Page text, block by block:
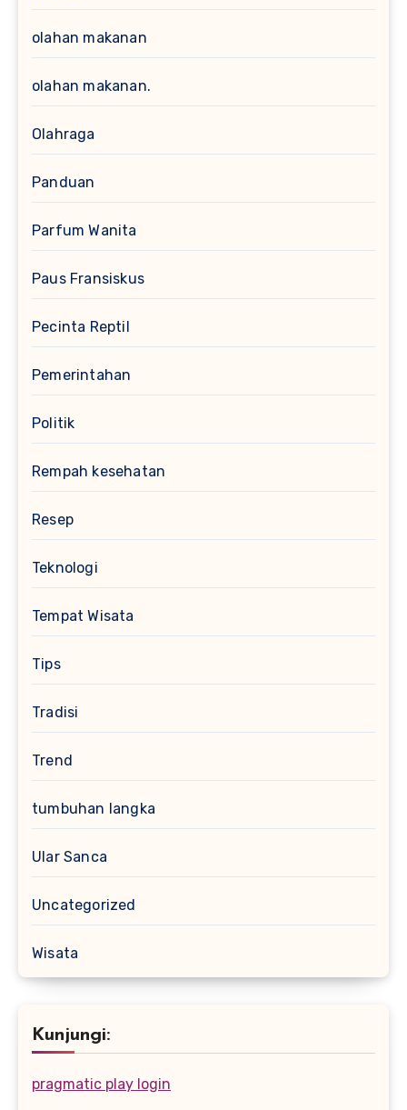
olahan makanan
olahan makanan.
Olahraga
Panduan
Parfum Wanita
Paus Fransiskus
Pecinta Reptil
Pemerintahan
Politik
Rempah kesehatan
Resep
Teknologi
Tempat Wisata
Tips
Tradisi
Trend
tumbuhan langka
Ular Sanca
Uncategorized
Wisata
Kunjungi:
pragmatic play login